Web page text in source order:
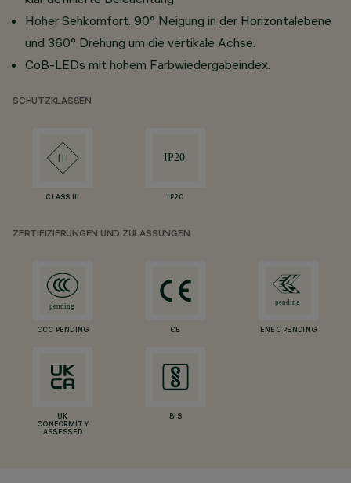
Hoher Sehkomfort. 90° Neigung in der Horizontalebene
und 360° Drehung um die vertikale Achse.
CoB-LEDs mit hohem Farbwiedergabeindex.
SCHUTZKLASSEN
CLASS III IP20
ZERTIFIZIERUNGEN UND ZULASSUNGEN
CCC PENDING CE ENEC PENDING
UK
CONFORMITY
ASSESSED
BIS